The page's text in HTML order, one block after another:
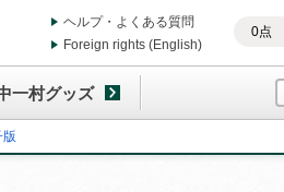
0点
ヘルプ・よくある質問
Foreign rights (English)
一村グッズ
版